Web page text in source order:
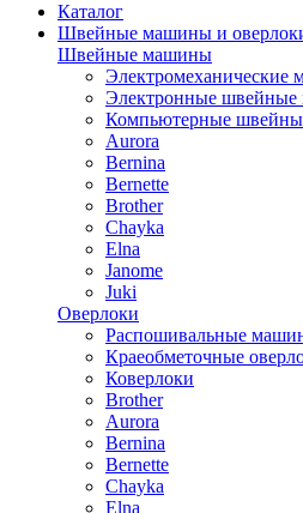
Каталог
Швейные машины и
Швейные машины
Электромеханические
Электронные
Компьютерные
Aurora
Bernina
Bernette
Brother
Chayka
Elna
Janome
Juki
Оверлоки
Распошивальные
Краеобметочные
Коверлоки
Brother
Aurora
Bernina
Bernette
Chayka
Elna